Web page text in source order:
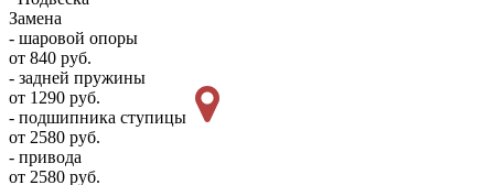
Замена
- шаровой опоры
от 840 руб.
- задней пружины
от 1290 руб.
- подшипника ступицы
от 2580 руб.
- привода
от 2580 руб.